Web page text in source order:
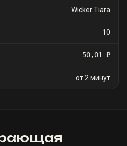
Wicker Tiara
10
50,01 ₽
от 2 минут